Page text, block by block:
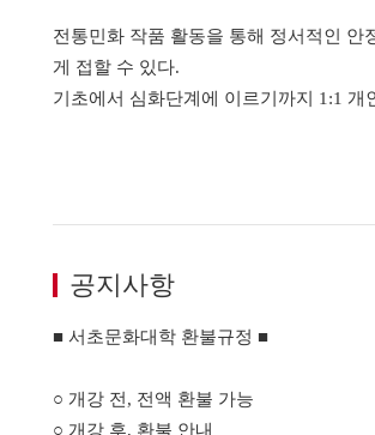
전통민화 작품 활동을 통해 정서적인
게 접할 수 있다.
기초에서 심화단계에 이르기까지 1:1
공지사항
■ 서초문화대학 환불규정 ■
○ 개강 전, 전액 환불 가능
○ 개강 후, 환불 안내